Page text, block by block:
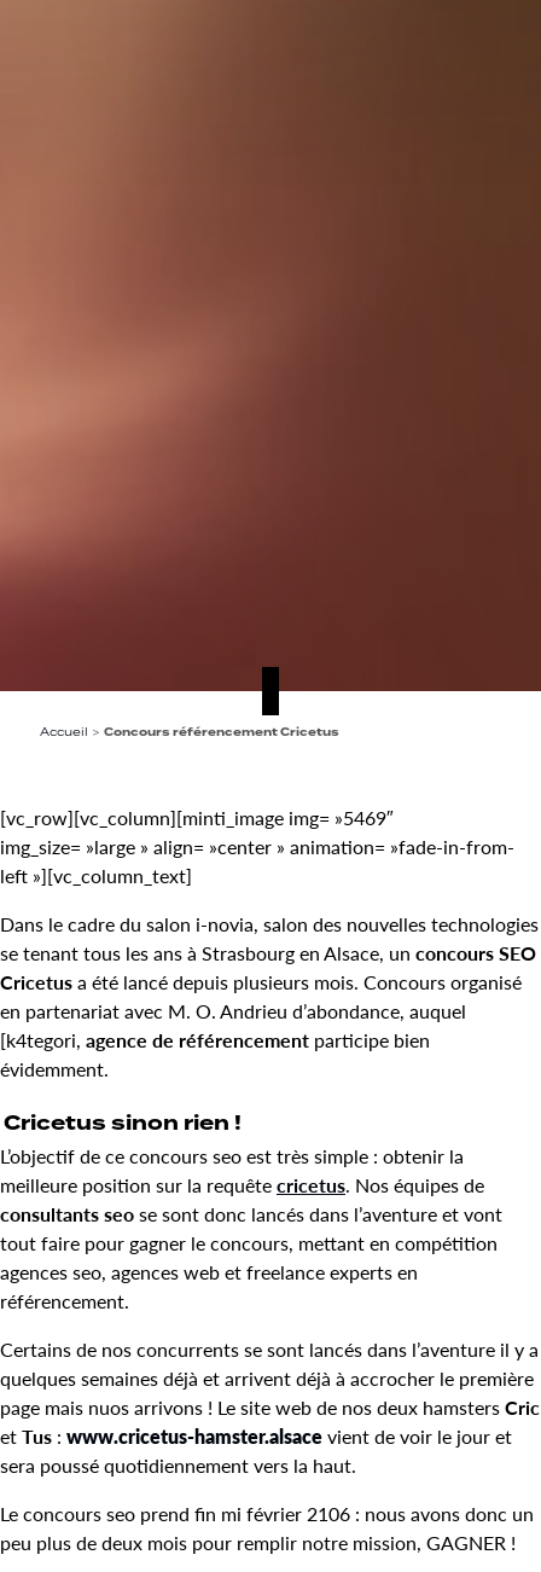
Accueil > Concours référencement Cricetus
[vc_row][vc_column][minti_image img= »5469″
img_size= »large » align= »center » animation= »fade-in-from-
left »][vc_column_text]
Dans le cadre du salon i-novia, salon des nouvelles technologies
se tenant tous les ans à Strasbourg en Alsace, un concours SEO
Cricetusa été lancé depuis plusieurs mois. Concours organisé
en partenariat avec M. O. Andrieu d’abondance, auquel
[k4tegori, agence de référencement participe bien
évidemment.
Cricetus sinon rien !
L’objectif de ce concours seo est très simple : obtenir la
meilleure position sur la requêtecricetus. Nos équipes de
consultants seose sont donc lancés dans l’aventure et vont
tout faire pour gagner le concours, mettant en compétition
agences seo, agences web et freelance experts en
référencement.
Certains de nos concurrents se sont lancés dans l’aventure il y a
quelques semaines déjà et arrivent déjà à accrocher le première
page mais nuos arrivons ! Le site web de nos deux hamstersCric
etTus : www.cricetus-hamster.alsacevient de voir le jour et
sera poussé quotidiennement vers la haut.
Le concours seo prend fin mi février 2106 : nous avons donc un
peu plus de deux mois pour remplir notre mission, GAGNER !